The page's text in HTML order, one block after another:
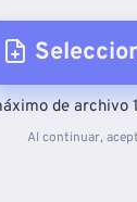
Desde
de archivo
Al continuar,